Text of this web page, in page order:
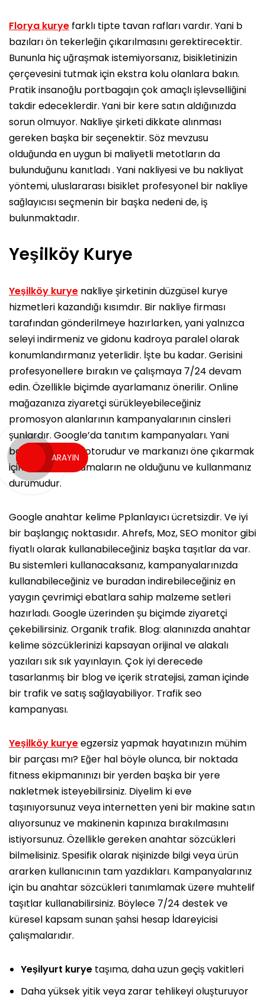
Florya kurye farklı tipte tavan rafları vardır. Yani b
bazıları ön tekerleğin çıkarılmasını gerektirecektir.
Bununla hiç uğraşmak istemiyorsanız, bisikletinizin
çerçevesini tutmak için ekstra kolu olanlara bakın.
Pratik insanoğlu portbagajın çok amaçlı işlevselliğini
takdir edeceklerdir. Yani bir kere satın aldığınızda
sorun olmuyor. Nakliye şirketi dikkate alınması
gereken başka bir seçenektir. Söz mevzusu
olduğunda en uygun bi maliyetli metotların da
bulunduğunu kanıtladı . Yani nakliyesi ve bu nakliyat
yöntemi, uluslararası bisiklet profesyonel bir nakliye
sağlayıcısı seçmenin bir başka nedeni de, iş
bulunmaktadır.
Yeşilköy Kurye
Yeşilköy kurye nakliye şirketinin düzgüsel kurye
hizmetleri kazandığı kısımdır. Bir nakliye firması
tarafından gönderilmeye hazırlarken, yani yalnızca
seleyi indirmeniz ve gidonu kadroya paralel olarak
konumlandırmanız yeterlidir. İşte bu kadar. Gerisini
profesyonellere bırakın ve çalışmaya 7/24 devam
edin. Özellikle biçimde ayarlamanız önerilir. Online
mağazanıza ziyaretçi sürükleyebileceğiniz
promosyon alanlarının kampanyalarının cinsleri
şunlardır. Google’da tanıtım kampanyaları. Yani
baskın arama motorudur ve markanızı öne çıkarmak
için öncelikle aramaların ne olduğunu ve kullanmanız
durumudur.
Google anahtar kelime Pplanlayıcı ücretsizdir. Ve iyi
bir başlangıç ​​noktasıdır. Ahrefs, Moz, SEO monitor gibi
fiyatlı olarak kullanabileceğiniz başka taşıtlar da var.
Bu sistemleri kullanacaksanız, kampanyalarınızda
kullanabileceğiniz ve buradan indirebileceğiniz en
yaygın çevrimiçi ebatlara sahip malzeme setleri
hazırladı. Google üzerinden şu biçimde ziyaretçi
çekebilirsiniz. Organik trafik. Blog: alanınızda anahtar
kelime sözcüklerinizi kapsayan orijinal ve alakalı
yazıları sık sık yayınlayın. Çok iyi derecede
tasarlanmış bir blog ve içerik stratejisi, zaman içinde
bir trafik ve satış sağlayabiliyor. Trafik seo
kampanyası.
Yeşilköy kuryeegzersiz yapmak hayatınızın mühim
bir parçası mı? Eğer hal böyle olunca, bir noktada
fitness ekipmanınızı bir yerden başka bir yere
nakletmek isteyebilirsiniz. Diyelim ki eve
taşınıyorsunuz veya internetten yeni bir makine satın
alıyorsunuz ve makinenin kapınıza bırakılmasını
istiyorsunuz. Özellikle gereken anahtar sözcükleri
bilmelisiniz. Spesifik olarak nişinizde bilgi veya ürün
ararken kullanıcının tam yazdıkları. Kampanyalarınız
için bu anahtar sözcükleri tanımlamak üzere muhtelif
taşıtlar kullanabilirsiniz. Böylece 7/24 destek ve
küresel kapsam sunan şahsi hesap İdareyicisi
çalışmalarıdır.
Yeşilyurt kurye taşıma, daha uzun geçiş vakitleri
Daha yüksek yitik veya zarar tehlikeyi oluşturuyor
ARAYIN